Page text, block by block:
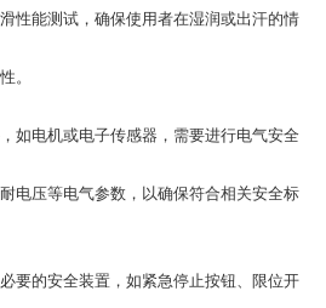
性能测试，确保使用者在湿润或出汗的情
。
如电机或电子传感器，需要进行电气安全
电压等电气参数，以确保符合相关安全标
要的安全装置，如紧急停止按钮、限位开